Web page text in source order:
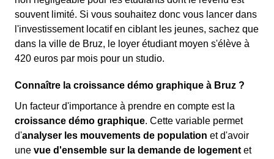
souvent limité. Si vous souhaitez donc vous lancer dans
l'investissement locatif en ciblant les jeunes, sachez que
dans la ville de Bruz, le loyer étudiant moyen s'élève à
420 euros par mois pour un studio.
Connaître la croissance démo graphique à Bruz ?
Un facteur d'importance à prendre en compte est la
croissance démo graphique. Cette variable permet
d'analyser les mouvements de population et d'avoir
une vue d'ensemble sur la demande de logement et